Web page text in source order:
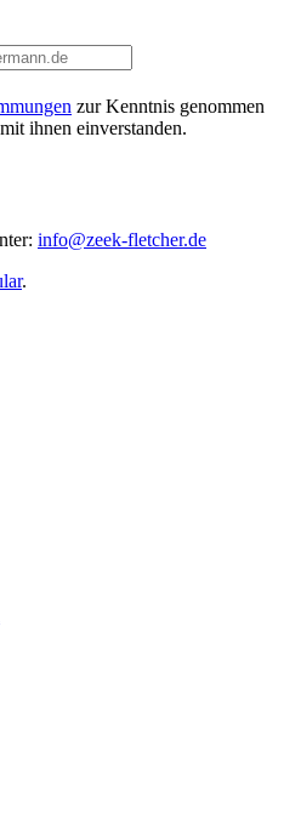
zur Kenntnis genommen
ihnen einverstanden.
info@zeek-fletcher.de
.